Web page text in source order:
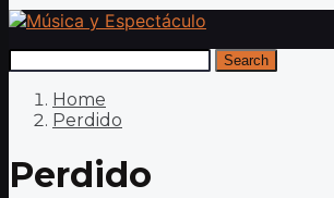
Search
Home
Perdido
Perdido